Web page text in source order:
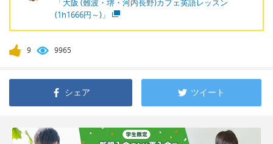
(1h1666円～)」
9 9965
シェア ツイート